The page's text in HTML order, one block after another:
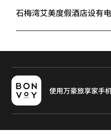
石梅湾艾美度假酒店设有
使用万豪旅享家手